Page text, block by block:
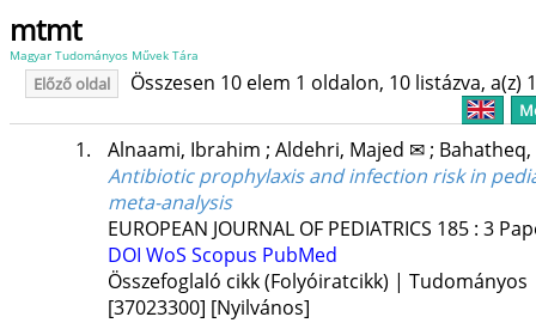
mtmt
Magyar Tudományos Művek Tára
Előző oldal Összesen 10 elem 1 oldalon, 10 listázva, a(z)
1. Alnaami, Ibrahim ; Aldehri, Majed ✉;
Antibiotic prophylaxis and infection risk in
meta-analysis
EUROPEAN JOURNAL OF PEDIATRICS 185: 3
DOI WoS Scopus PubMed
Összefoglaló cikk (Folyóiratcikk) | Tudományos
[37023300] [Nyilvános]